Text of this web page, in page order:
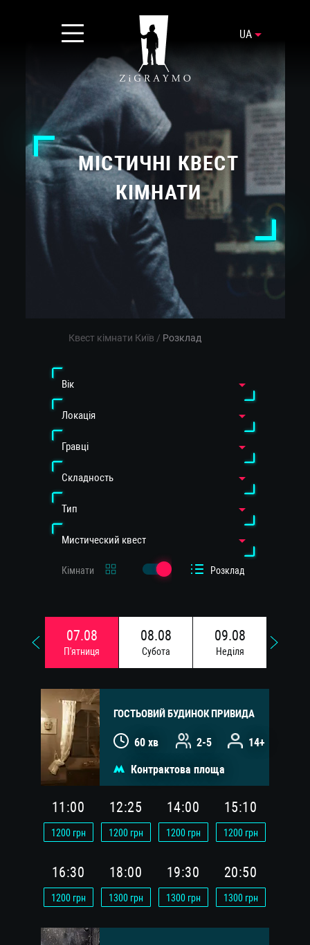
UA
МІСТИЧНІ КВЕСТ
КІМНАТИ
Квест кімнати Київ / Розклад
Вiк
Локація
Гравці
Cкладность
Тип
Мистический квест
Кімнати Розклад
07.08
П'ятниця
08.08
Субота
09.08
Недiля
ГОСТЬОВИЙ БУДИНОК ПРИВИДА
60 хв 2-5 14+
Контрактова площа
11:00
1200грн
12:25
1200грн
14:00
1200грн
15:10
1200грн
16:30
1200грн
18:00
1300грн
19:30
1300грн
20:50
1300грн